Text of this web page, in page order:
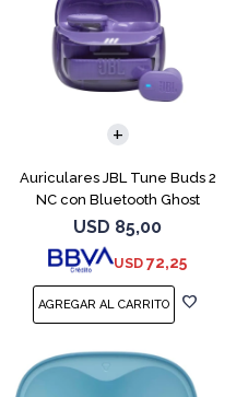
Auriculares JBL Tune Buds 2
NC con Bluetooth Ghost
USD 85,00
USD 72,25